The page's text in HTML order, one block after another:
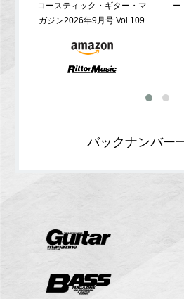
コースティック・ギター・マ
ガジン2026年9月号 Vol.109
ー
バックナンバー